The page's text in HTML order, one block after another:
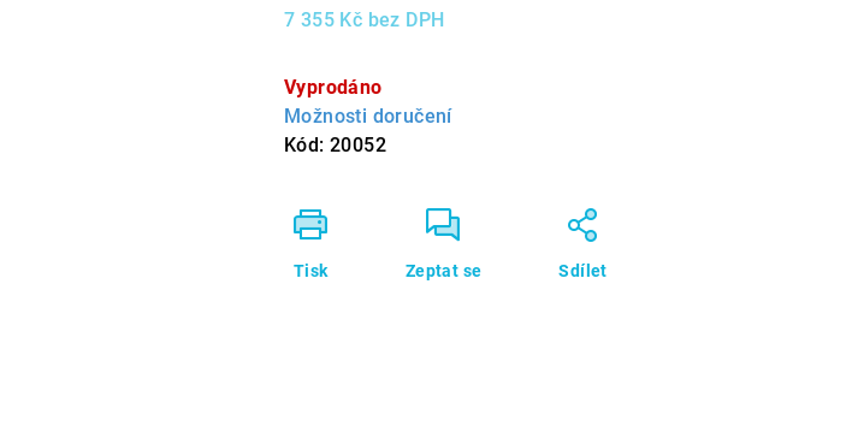
7 355 Kč bez DPH
cena:
Vyprodáno
Možnosti doručení
Kód: 20052
Tisk Zeptat se Sdílet